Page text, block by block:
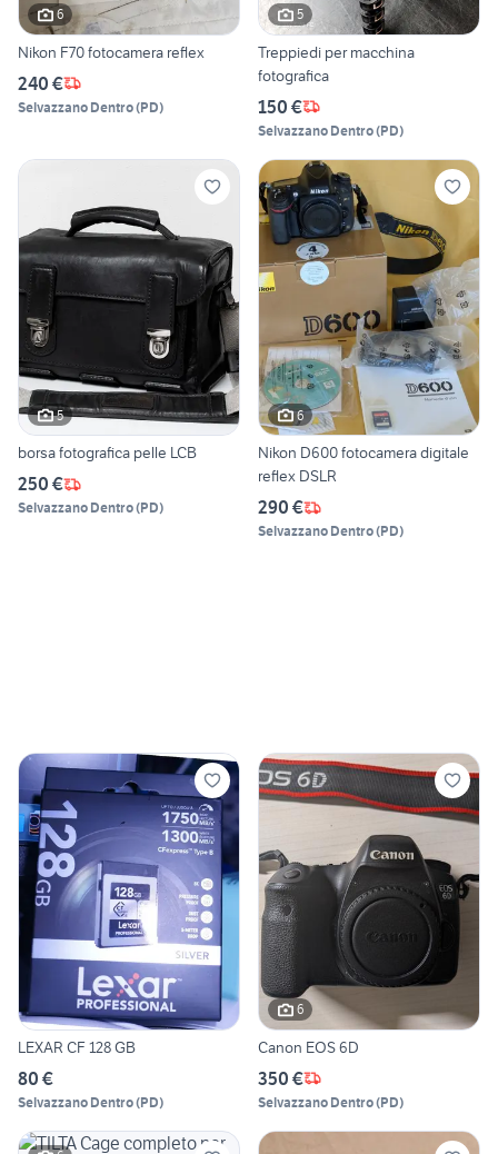
6
Nikon F70 fotocamera reflex
240 €
Selvazzano Dentro(PD)
5
Treppiedi per macchina
fotografica
150 €
Selvazzano Dentro(PD)
5
borsa fotografica pelle LCB
250 €
Selvazzano Dentro(PD)
6
Nikon D600 fotocamera digitale
reflex DSLR
290 €
Selvazzano Dentro(PD)
LEXAR CF 128 GB
80 €
Selvazzano Dentro(PD)
6
Canon EOS 6D
350 €
Selvazzano Dentro(PD)